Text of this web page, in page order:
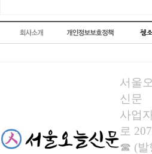
서울
신문
사업
로
☎ (발